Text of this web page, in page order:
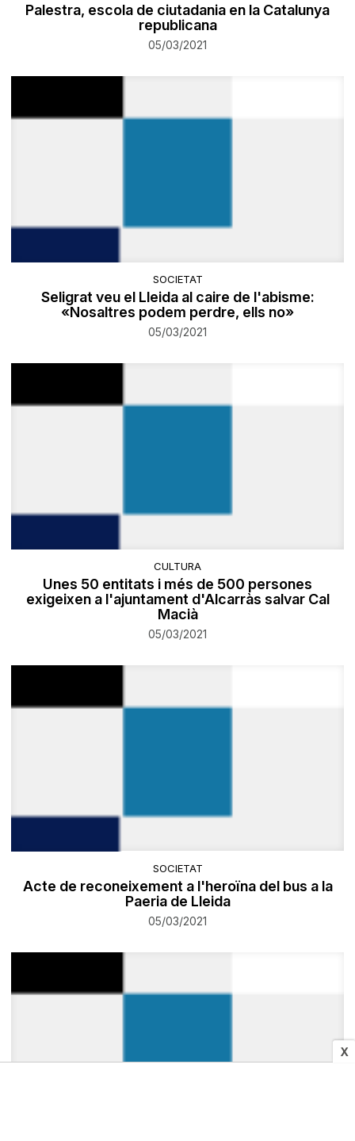
X
Palestra, escola de ciutadania en la Catalunya
republicana
05/03/2021
SOCIETAT
Seligrat veu el Lleida al caire de l'abisme:
«Nosaltres podem perdre, ells no»
05/03/2021
CULTURA
Unes 50 entitats i més de 500 persones
exigeixen a l'ajuntament d'Alcarràs salvar Cal
Macià
05/03/2021
SOCIETAT
Acte de reconeixement a l'heroïna del bus a la
Paeria de Lleida
05/03/2021